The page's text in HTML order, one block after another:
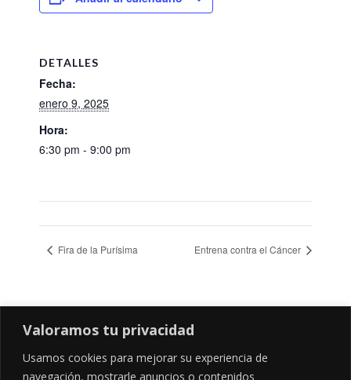
Valoramos tu privacidad
Usamos cookies para mejorar su experiencia de
navegación, mostrarle anuncios o contenidos
DETALLES
Fecha:
enero 9, 2025
Hora:
6:30 pm - 9:00 pm
Fira de la Purísima Entrena contra el Cáncer